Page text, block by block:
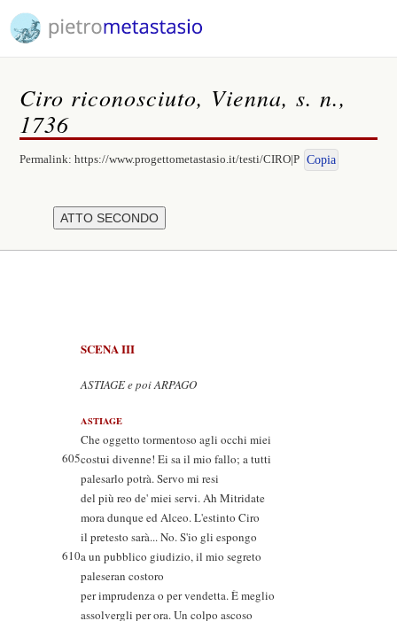
Ciro riconosciuto, Vienna, s. n.,
1736
Permalink:https://www.progettometastasio.it/testi/CIRO|P Copia
SCENA III
ASTIAGE e poi ARPAGO
ASTIAGE
Che oggetto tormentoso agli occhi miei
605costui divenne! Ei sa il mio fallo; a tutti
palesarlo potrà. Servo mi resi
del più reo de' miei servi. Ah Mitridate
mora dunque ed Alceo. L'estinto Ciro
il pretesto sarà... No. S'io gli espongo
610a un pubblico giudizio, il mio segreto
paleseran costoro
per imprudenza o per vendetta. È meglio
assolvergli per ora. Un colpo ascoso